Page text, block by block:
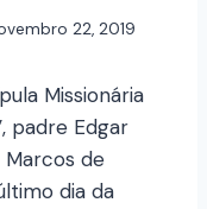
22, 2019
Missionária
padre Edgar
Marcos de
dia da